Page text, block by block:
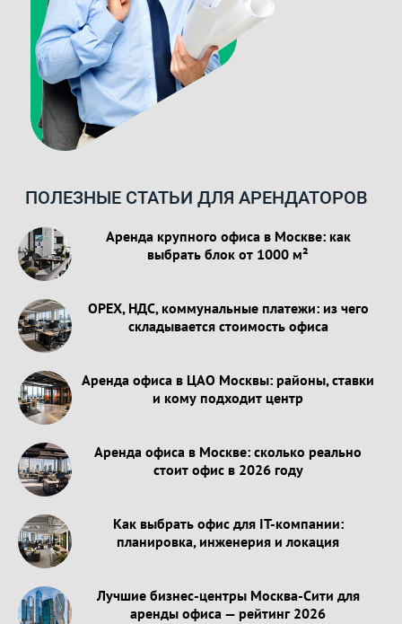
ПОЛЕЗНЫЕ СТАТЬИ ДЛЯ АРЕНДАТОРОВ
Аренда крупного офиса в Москве: как
выбрать блок от 1000 м²
OPEX, НДС, коммунальные платежи: из чего
складывается стоимость офиса
Аренда офиса в ЦАО Москвы: районы, ставки
и кому подходит центр
Аренда офиса в Москве: сколько реально
стоит офис в 2026 году
Как выбрать офис для IT-компании:
планировка, инженерия и локация
Лучшие бизнес-центры Москва-Сити для
аренды офиса — рейтинг 2026